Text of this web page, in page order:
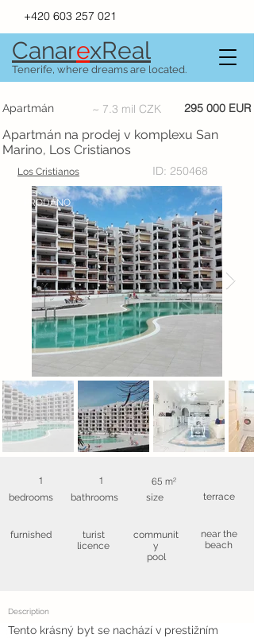
+420 603 257 021
CanarexReal
Tenerife, where dreams are located.
Apartmán ~ 7.3 mil CZK 295 000 EUR
Apartmán na prodej v komplexu San
Marino, Los Cristianos
Los Cristianos ID: 250468
PRODÁNO
1
bedrooms
1
bathrooms
65 m²
size
furnished
turist
licence
communit
y
pool
terrace
near the
beach
Description
Tento krásný byt se nachází v prestižním